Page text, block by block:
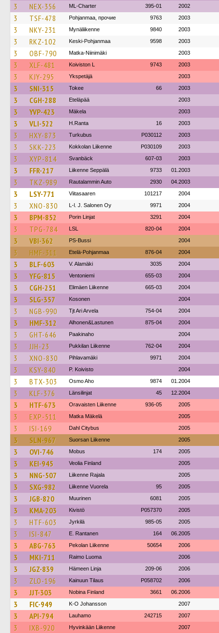
3 NEX-356 ML-Charter 395-01 2002
3 TSF-478 Pohjanmaa, прочие 9763 2003
3 NKY-231 Mynäliikenne 9840 2003
3 RKZ-102 Keski-Pohjanmaa 9598 2003
3 OBF-790 Matka-Niinimäki 2003
3 XLF-481 Koiviston L 9743 2003
3 KJY-295 Ykspetäjä 2003
3 SNI-315 Tokee 66 2003
3 CGH-288 Eteläpää 2003
3 YVP-423 Mäkela 2003
3 VLI-522 H.Ranta 16 2003
3 HXY-873 Turkubus P030112 2003
3 SKK-223 Kokkolan Liikenne P030109 2003
3 XYP-814 Svanbäck 607-03 2003
3 FFR-217 Liikenne Seppälä 9733 01.2003
3 TKZ-989 Rautalammin Auto 2930 04.2003
3 LSY-771 Viitasaaren 101217 2004
3 XNO-830 L-l. J. Salonen Oy 9971 2004
3 BPM-852 Porin Linjat 3291 2004
3 TPG-784 LSL 820-04 2004
3 VBI-362 PS-Bussi 2004
3 HMF-311 Etelä-Pohjanmaa 876-04 2004
3 BLF-603 V. Alamäki 3035 2004
3 YFG-815 Ventoniemi 655-03 2004
3 CGH-251 Elimäen Liikenne 665-03 2004
3 SLG-357 Kosonen 2004
3 NGB-990 Tjt Ari Arvela 754-04 2004
3 HMF-312 Alhonen&Lastunen 875-04 2004
3 GHT-646 Paakinaho 2004
3 JJH-23 Pukkilan Liikenne 762-04 2004
3 XNO-830 Pihlavamäki 9971 2004
3 KSY-840 P. Koivisto 2004
3 BTX-303 Osmo Aho 9874 01.2004
3 KLF-376 Länsilinjat 45 12.2004
3 HTF-673 Oravaisten Liikenne 936-05 2005
3 EXP-511 Matka Mäkelä 2005
3 ISI-169 Dahl Citybus 2005
3 SLN-967 Suorsan Liikenne 2005
3 OVI-746 Mobus 174 2005
3 KEI-945 Veolia Finland 2005
3 NNG-507 Liikenne Rajala 2005
3 SXG-982 Liikenne Vuorela 95 2005
3 JGB-820 Muurinen 6081 2005
3 KMA-203 Kivistö P057370 2005
3 HTF-603 Jyrkilä 985-05 2005
3 ISI-847 E. Rantanen 164 06.2005
3 ABG-763 Pekolan Liikenne 50654 2006
3 MKI-711 Raimo Luoma 2006
3 JGZ-839 Hämeen Linja 209-06 2006
3 ZLO-196 Kainuun Tilaus P058702 2006
3 JJT-303 Nobina Finland 3661 06.2006
3 FIC-949 K-O Johansson 2007
3 API-794 Lauhamo 242715 2007
3 IXB-920 Hyvinkään Liikenne 2007